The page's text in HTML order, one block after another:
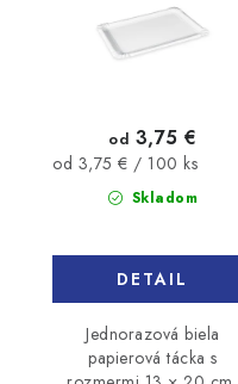
Skladom
od 3,75 €
Jednotková
od 3,75 € / 100 ks
DETAIL
Jednorazová biela
papierová tácka s